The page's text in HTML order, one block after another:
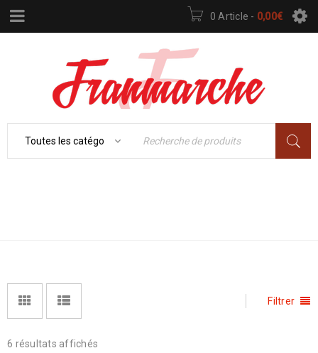
0 Article - 0,00€
Filtrer
6 résultats affichés